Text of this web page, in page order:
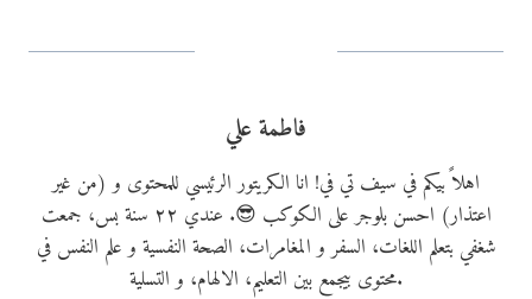
…
فاطمة علي
اهلاً بيكم في سيف تي في! انا الكريتور الرئيسي للمحتوى و (من غير
اعتذار) احسن بلوجر على الكوكب 😎. عندي ٢٢ سنة بس، جمعت
شغفي بتعلم اللغات، السفر و المغامرات، الصحة النفسية و علم النفس في
محتوى بيجمع بين التعليم، الالهام، و التسلية.